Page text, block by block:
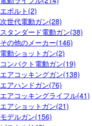
エボルト(2)
次世代電動ガン(28)
スタンダード電動ガン(38)
その他のメーカー(146)
電動ショットガン(2)
コンパクト電動ガン(19)
エアコッキングガン(138)
エアハンドガン(76)
エアコッキングライフル(41)
エアショットガン(21)
モデルガン(156)